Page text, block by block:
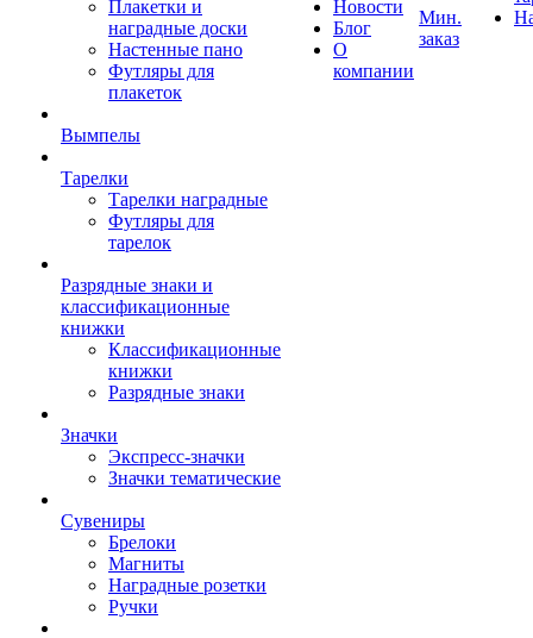
Плакетки и
наградные доски
Настенные пано
Футляры для
плакеток
Вымпелы
Тарелки
Тарелки наградные
Футляры для
тарелок
Разрядные знаки и
классификационные
книжки
Классификационные
книжки
Разрядные знаки
Значки
Экспресс-значки
Значки тематические
Сувениры
Брелоки
Магниты
Наградные розетки
Ручки
Новости
Блог
О
компании
Мин.
заказ